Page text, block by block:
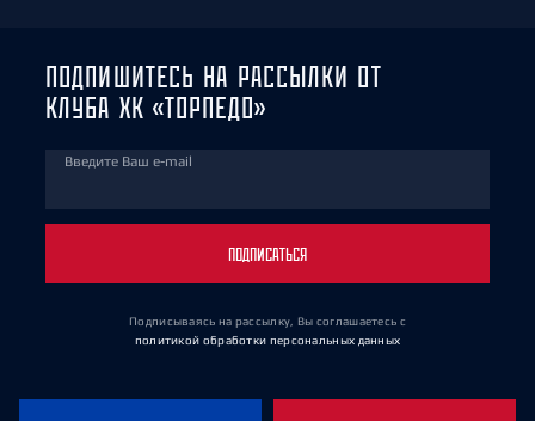
ПОДПИШИТЕСЬ НА РАССЫЛКИ ОТ
КЛУБА ХК «ТОРПЕДО»
Введите Ваш e-mail
ПОДПИСАТЬСЯ
Подписываясь на рассылку, Вы соглашаетесь с
политикой обработки персональных данных